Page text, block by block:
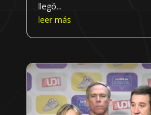
llegó...
leer más